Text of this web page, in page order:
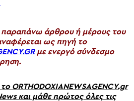
παραπάνω άρθρου ή μέρους του
ως πηγή το
με ενεργό σύνδεσμο
ORTHODOXIANEWSAGENCY.gr
και μάθε πρώτος όλες τις